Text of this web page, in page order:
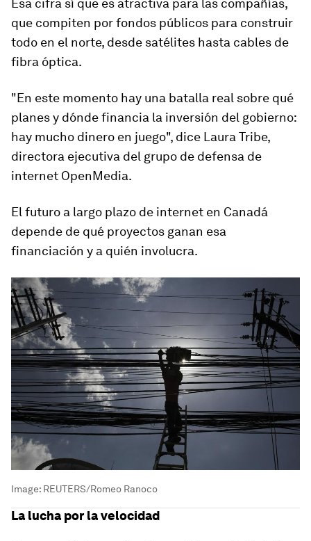
Esa cifra sí que es atractiva para las compañías,
que compiten por fondos públicos para construir
todo en el norte, desde satélites hasta cables de
fibra óptica.
"En este momento hay una batalla real sobre qué
planes y dónde financia la inversión del gobierno:
hay mucho dinero en juego", dice Laura Tribe,
directora ejecutiva del grupo de defensa de
internet OpenMedia.
El futuro a largo plazo de internet en Canadá
depende de qué proyectos ganan esa
financiación y a quién involucra.
Image: REUTERS/Romeo Ranoco
La lucha por la velocidad